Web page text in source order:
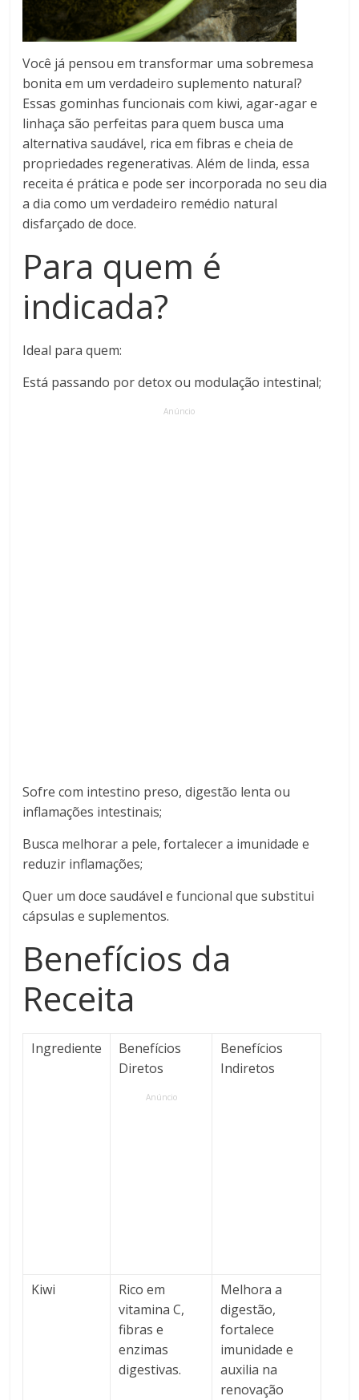
Você já pensou em transformar uma sobremesa
bonita em um verdadeiro suplemento natural?
Essas gominhas funcionais com kiwi, agar-agar e
linhaça são perfeitas para quem busca uma
alternativa saudável, rica em fibras e cheia de
propriedades regenerativas. Além de linda, essa
receita é prática e pode ser incorporada no seu dia
a dia como um verdadeiro remédio natural
disfarçado de doce.
Para quem é
indicada?
Ideal para quem:
Está passando por detox ou modulação intestinal;
Anúncio
Sofre com intestino preso, digestão lenta ou
inflamações intestinais;
Busca melhorar a pele, fortalecer a imunidade e
reduzir inflamações;
Quer um doce saudável e funcional que substitui
cápsulas e suplementos.
Benefícios da
Receita
Ingrediente
Benefícios
Diretos
Anúncio
Benefícios
Indiretos
Kiwi
Rico em
vitamina C,
fibras e
enzimas
digestivas.
Melhora a
digestão,
fortalece
imunidade e
auxilia na
renovação